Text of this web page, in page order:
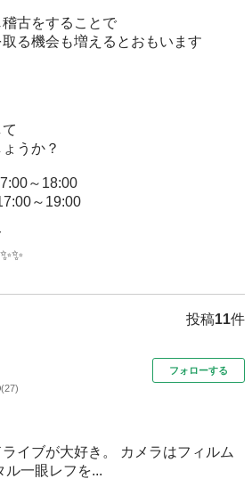
古をすることで
る機会も増えるとおもいます
うか？
～18:00
投稿11件
(27)
フォローする
イブが大好き。 カメラはフィルム
ル一眼レフを...